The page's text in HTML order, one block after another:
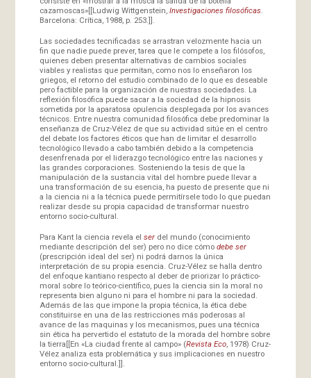
cazamoscas»[[Ludwig Wittgenstein, Investigaciones filosóficas.
Barcelona: Crítica, 1988, p. 253.]].
Las sociedades tecnificadas se arrastran velozmente hacia un
fin que nadie puede prever, tarea que le compete a los filósofos,
quienes deben presentar alternativas de cambios sociales
viables y realistas que permitan, como nos lo enseñaron los
griegos, el retorno del estudio combinado de lo que es deseable
pero factible para la organización de nuestras sociedades. La
reflexión filosófica puede sacar a la sociedad de la hipnosis
sometida por la aparatosa opulencia desplegada por los avances
técnicos. Entre nuestra comunidad filosófica debe predominar la
enseñanza de Cruz-Vélez de que su actividad sitúe en el centro
del debate los factores éticos que han de limitar el desarrollo
tecnológico llevado a cabo también debido a la competencia
desenfrenada por el liderazgo tecnológico entre las naciones y
las grandes corporaciones. Sosteniendo la tesis de que la
manipulación de la sustancia vital del hombre puede llevar a
una transformación de su esencia, ha puesto de presente que ni
a la ciencia ni a la técnica puede permitírsele todo lo que puedan
realizar desde su propia capacidad de transformar nuestro
entorno socio-cultural.
Para Kant la ciencia revela el serdel mundo (conocimiento
mediante descripción del ser) pero no dice cómo debe ser
(prescripción ideal del ser) ni podrá darnos la única
interpretación de su propia esencia. Cruz-Vélez se halla dentro
del enfoque kantiano respecto al deber de priorizar lo práctico-
moral sobre lo teórico-científico, pues la ciencia sin la moral no
representa bien alguno ni para el hombre ni para la sociedad.
Además de las que impone la propia técnica, la ética debe
constituirse en una de las restricciones más poderosas al
avance de las maquinas y los mecanismos, pues una técnica
sin ética ha pervertido el estatuto de la morada del hombre sobre
la tierra[[En «La ciudad frente al campo» (Revista Eco, 1978) Cruz-
Vélez analiza esta problemática y sus implicaciones en nuestro
entorno socio-cultural.]].